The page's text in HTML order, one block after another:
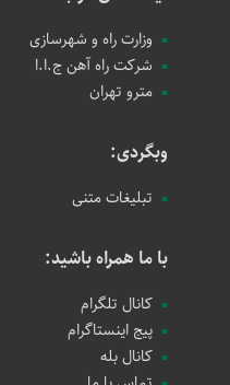
وزارت راه و شهرسازی
شرکت راه آهن ج.ا.ا
مترو تهران
وبگردی:
تبلیغات متنی
با ما همراه باشید:
کانال تلگرام
پیج اینستاگرام
کانال بله